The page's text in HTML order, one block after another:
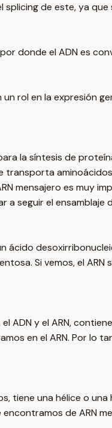
splicing de este, ya
donde el ADN es
rol en la expresión
la síntesis de
mensajero es muy
seguir el ensamblaje
ácido
Si vemos, el
y el ARN,
en el ARN. Por lo
tiene una hélice o
de ARN